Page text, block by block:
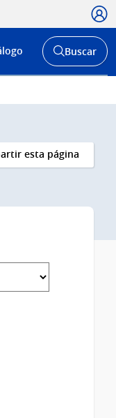
Menú
deAbrir
buscador
Buscar
esta página